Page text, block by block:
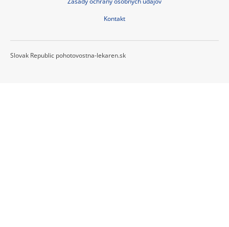
Kontakt
Slovak Republic pohotovostna-lekaren.sk